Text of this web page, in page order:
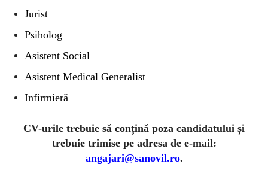
Jurist
Psiholog
Asistent Social
Asistent Medical Generalist
Infirmieră
CV-urile trebuie să conțină poza candidatului și
trebuie trimise pe adresa de e-mail:
angajari@sanovil.ro.